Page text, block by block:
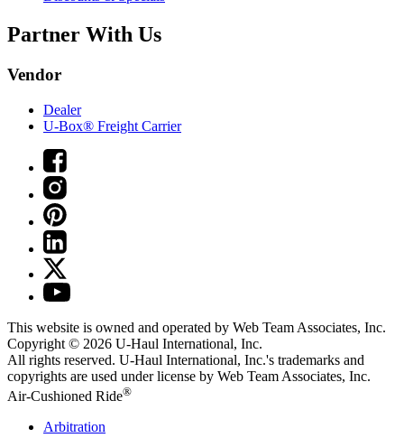
Partner With Us
Vendor
Dealer
U-Box® Freight Carrier
This website is owned and operated by Web Team Associates, Inc.
Copyright © 2026 U-Haul International, Inc.
All rights reserved. U-Haul International, Inc.'s trademarks and
copyrights are used under license by Web Team Associates, Inc.
Air-Cushioned Ride®
Arbitration